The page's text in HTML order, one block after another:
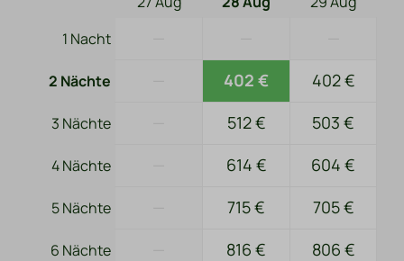
1 Nacht
2 Nächte 402 € 402 €
3 Nächte 512 € 503 €
4 Nächte 614 € 604 €
5 Nächte 715 € 705 €
6 Nächte 816 € 806 €